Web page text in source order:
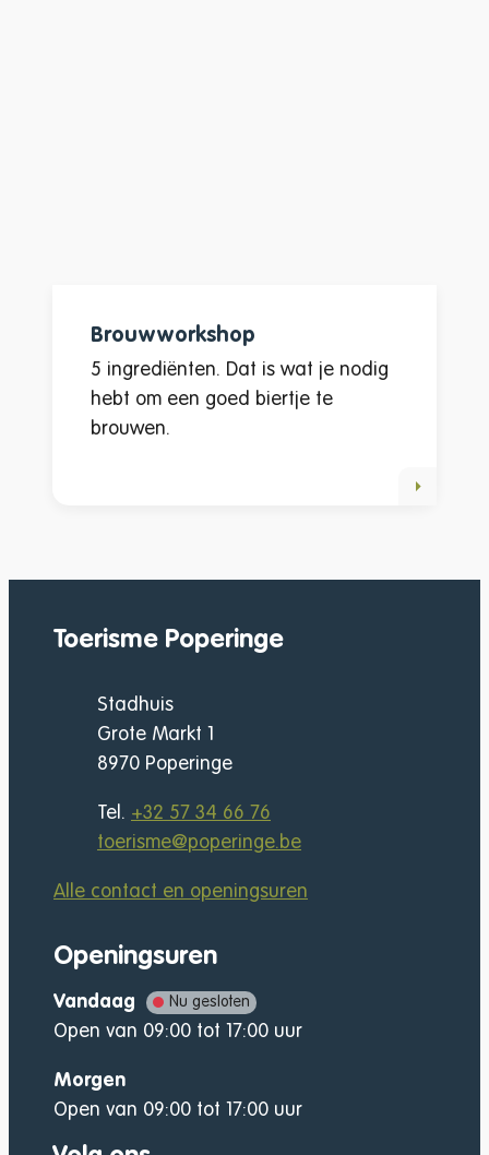
Brouwworkshop
5 ingrediënten. Dat is wat je nodig
hebt om een goed biertje te
brouwen.
Toerisme Poperinge
AdresStadhuis
Grote Markt 1
,8970 Poperinge
+32 57 34 66 76
E-mailtoerisme@poperinge.be
Alle contact en openingsuren
Openingsuren
Vandaag Nu gesloten
Open van 09:00 tot 17:00 uur
Morgen
Open van 09:00 tot 17:00 uur